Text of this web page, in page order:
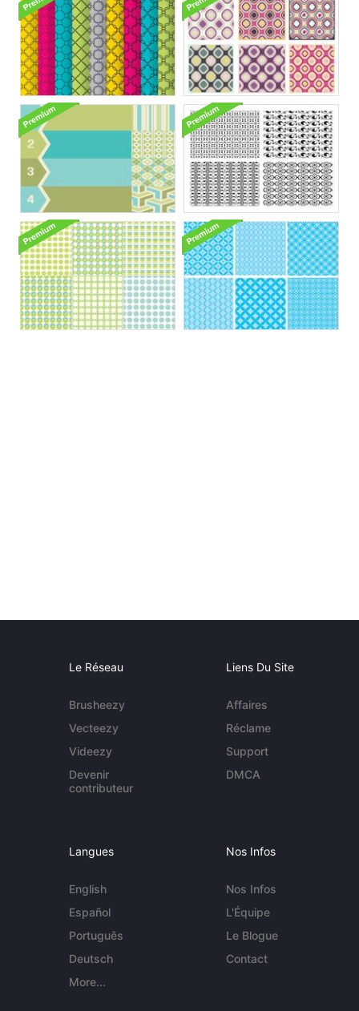
Le Réseau
Brusheezy
Vecteezy
Videezy
Devenir
contributeur
Liens Du Site
Affaires
Réclame
Support
DMCA
Langues
English
Español
Português
Deutsch
More...
Nos Infos
Nos Infos
L'Équipe
Le Blogue
Contact